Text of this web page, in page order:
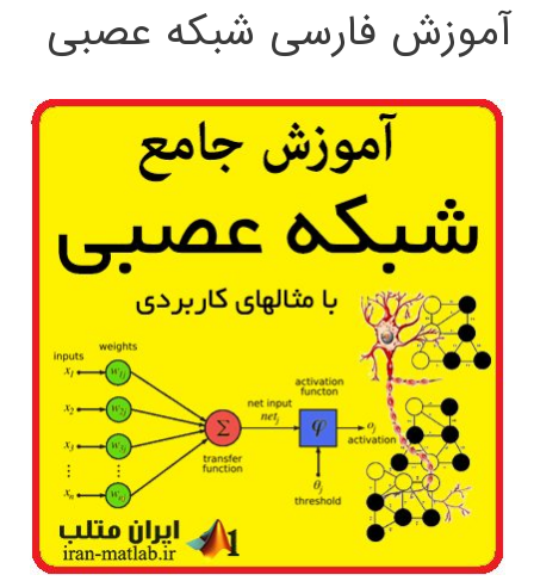
آموزش فارسی شبکه عصبی